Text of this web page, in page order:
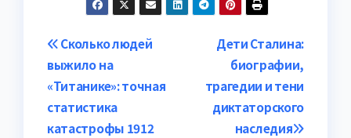
Навигация
по
записям
Дети Сталина:
биографии,
трагедии и тени
диктаторского
наследия
Сколько людей
выжило на
«Титанике»: точная
статистика
катастрофы 1912